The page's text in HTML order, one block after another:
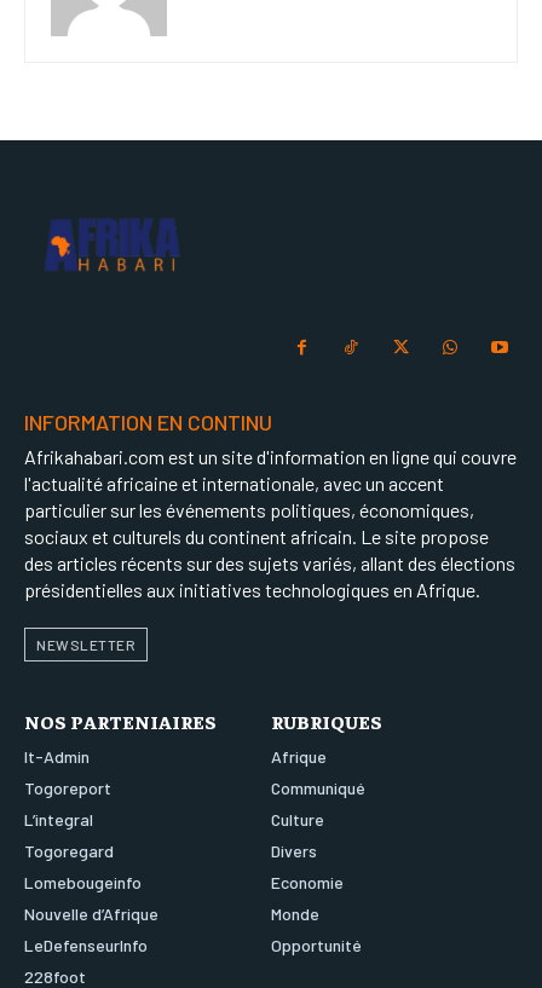
INFORMATION EN CONTINU
Afrikahabari.com est un site d'information en ligne qui couvre
l'actualité africaine et internationale, avec un accent
particulier sur les événements politiques, économiques,
sociaux et culturels du continent africain. Le site propose
des articles récents sur des sujets variés, allant des élections
présidentielles aux initiatives technologiques en Afrique.
NEWSLETTER
NOS PARTENIAIRES
It-Admin
Togoreport
L’integral
Togoregard
Lomebougeinfo
Nouvelle d’Afrique
LeDefenseurInfo
228foot
RUBRIQUES
Afrique
Communiqué
Culture
Divers
Economie
Monde
Opportunité